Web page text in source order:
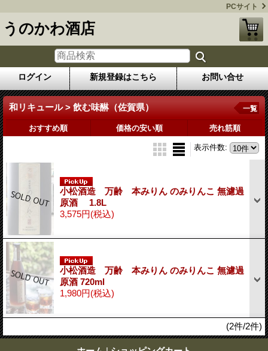
PCサイト
うのかわ酒店
ログイン 新規登録はこちら お問い合せ
和リキュール > 飲む味醂（佐賀県） 一覧
おすすめ順 価格の安い順 売れ筋順
表示件数:
小松酒造 万齢 本みりん のみりんこ 無濾過
原酒 1.8L
3,575円(税込)
小松酒造 万齢 本みりん のみりんこ 無濾過
原酒 720ml
1,980円(税込)
(2件/2件)